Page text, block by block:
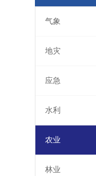
气象
地灾
应急
水利
农业
林业